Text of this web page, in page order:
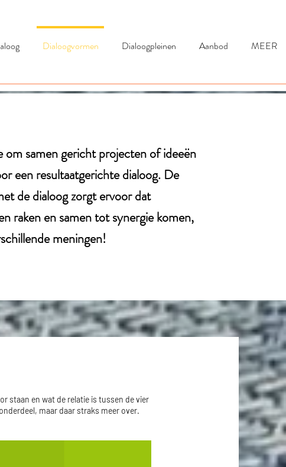
Dialoogvormen Dialoogpleinen Aanbod MEER
samen gericht projecten of ideeën
een resultaatgerichte dialoog. De
de dialoog zorgt ervoor dat
raken en samen tot synergie komen,
meningen!
staan en wat de relatie is tussen de vier
maar daar straks meer over.